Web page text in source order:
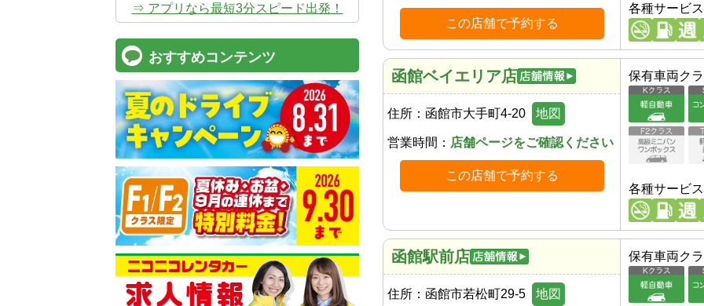
この店舗で予約する
各種サービス
函館ベイエリア店
住所： 函館市大手町4-20 地図
営業時間： 店舗ページをご確認ください
この店舗で予約する
保有車両ク
各種サービス
函館駅前店
住所： 函館市若松町29-5 地図
保有車両ク
⇒ アプリなら最短3分スピード出発！
おすすめコンテンツ